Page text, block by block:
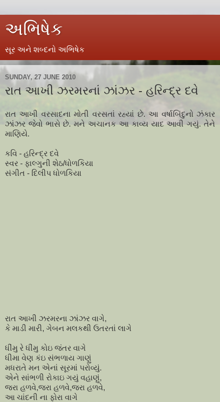
અભિષેક
સૂર અને શબ્દનો અભિષેક
SUNDAY, 27 JUNE 2010
રાત આખી ઝરમરનાં ઝાંઝર - હરિન્દ્ર દવે
રાત આખી વરસાદના મોતી વરસતાં રહ્યાં છે. આ વર્ષાબિંદુનો ઝંકાર
ઝાંઝર જેવો ભાસે છે. મને અચાનક આ કાવ્ય યાદ આવી ગયું. તેને
માણિયે.
કવિ - હરિન્દ્ર દવે
સ્વર - ફાલ્ગુની શેઠ/ધોળકિયા
સંગીત - દિલીપ ધોળકિયા
રાત આખી ઝરમરના ઝાંઝર વાગે,
કે માડી મારી, ગેબન મલકથી ઉતરતાં લાગે
ધીંમુ રે ધીંમુ કોઇ જંતર વાગે
ધીમા વેણ કંઇ સંભળાય ગાણું
મધરાતે મન એનાં સૂરમાં પરોવ્યું.
એને સાંભળી રોકાઇ ગયું વહાણું,
જરા હળવે,જરા હળવે,જરા હળવે,
આ ચાંદની ના ફોરા વાગે